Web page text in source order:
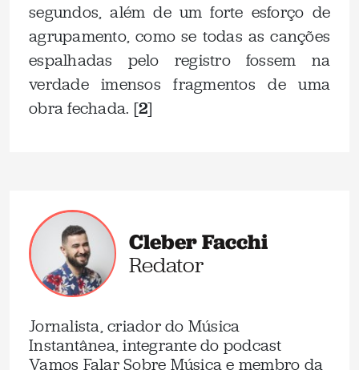
segundos, além de um forte esforço de
agrupamento, como se todas as canções
espalhadas pelo registro fossem na
verdade imensos fragmentos de uma
obra fechada. [2]
Cleber Facchi
Redator
Jornalista, criador do Música
Instantânea, integrante do podcast
Vamos Falar Sobre Música e membro da